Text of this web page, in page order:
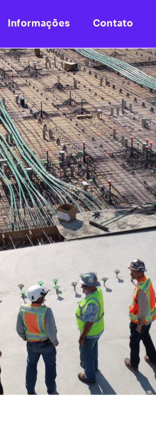
Informações Contato